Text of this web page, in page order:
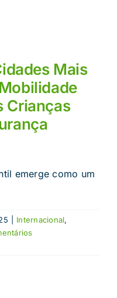
Mais
Crianças
emerge como um
Internacional,